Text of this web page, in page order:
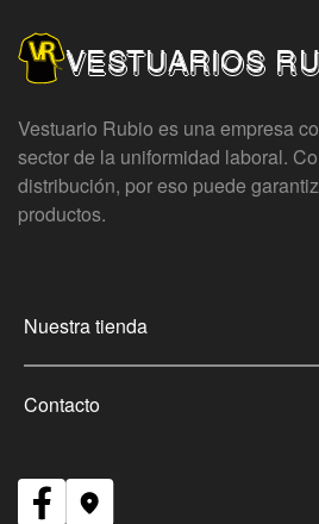
VESTUARIOS
Vestuario Rubio es una empresa
sector de la uniformidad laboral.
distribución, por eso puede
productos.
Nuestra tienda
Contacto